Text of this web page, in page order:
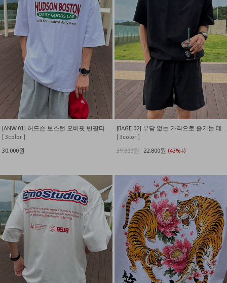
[ANW.01] 허드슨 보스턴 오버핏 반팔티
[ 3color ]
30,000원
[BAGE.02] 부담 없는 가격으로 즐기는 데일리 나일론 셋업.
[ 3color ]
39,800원
22,800원 (43%↓)